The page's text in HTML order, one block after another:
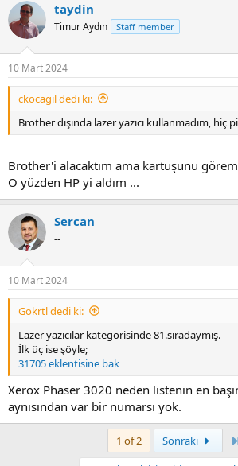
c
t
i
s
:
taydin
Timur Aydın Staff member
10 Mart 2024
ckocagil dedi ki:
Brother dışında lazer yazıcı kullanmadım, hiç
Brother'i alacaktım ama kartuşunu
O yüzden HP yi aldım ...
Sercan
--
10 Mart 2024
Gokrtl dedi ki:
Lazer yazıcılar kategorisinde 81.sıradaymış.
İlk üç ise şöyle;
31705 eklentisine bak
Xerox Phaser 3020 neden listenin en
aynısından var bir numarsı yok.
1 of 2 Sonraki